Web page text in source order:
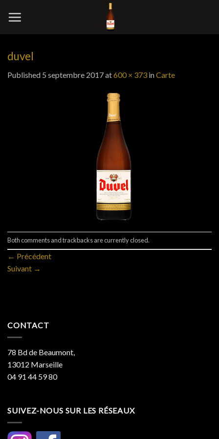
duvel
Published 5 septembre 2017at600 × 373 inCarte
Both comments and trackbacks are currently closed.
← Précédent
Suivant →
CONTACT
78 Bd de Beaumont,
13012 Marseille
04 91 44 59 80
SUIVEZ-NOUS SUR LES RÉSEAUX